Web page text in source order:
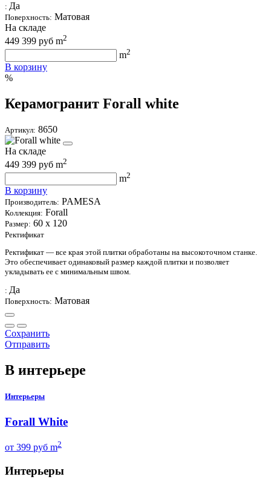
: Да
Поверхность: Матовая
На складе
449 399 руб m2
m2
В корзину
%
Керамогранит Forall white
Артикул: 8650
На складе
449 399 руб m2
m2
В корзину
Производитель: PAMESA
Коллекция: Forall
Размер: 60 х 120
Ректификат
Ректификат — все края этой плитки обработаны на высокоточном станке.
Это обеспечивает одинаковый размер каждой плитки и позволяет
укладывать ее с минимальным швом.
: Да
Поверхность: Матовая
Сохранить
Отправить
В интерьере
Интерьеры
Forall White
от 399 руб m2
Интерьеры